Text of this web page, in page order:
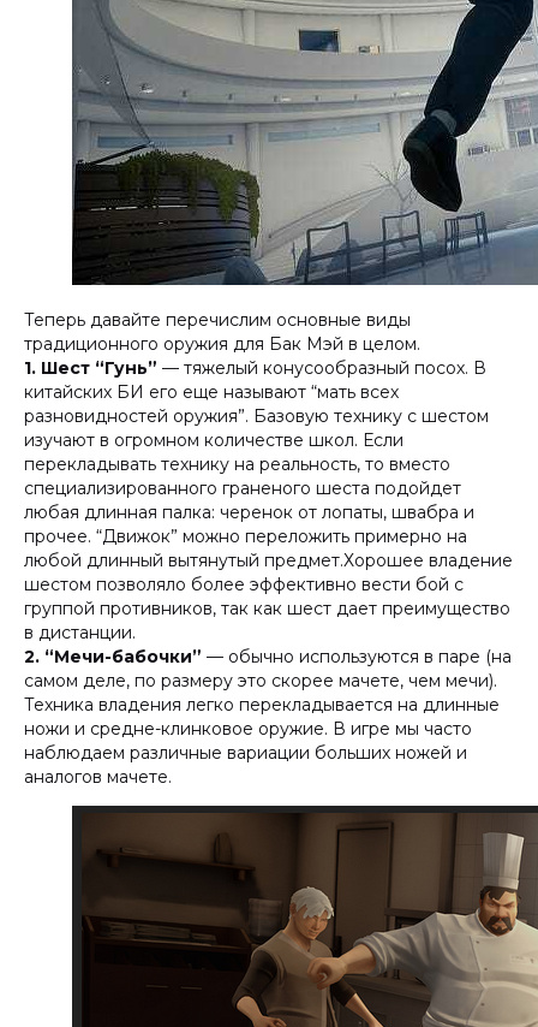
Теперь давайте перечислим основные виды
традиционного оружия для Бак Мэй в целом.
1. Шест “Гунь” — тяжелый конусообразный посох. В
китайских БИ его еще называют “мать всех
разновидностей оружия”. Базовую технику с шестом
изучают в огромном количестве школ. Если
перекладывать технику на реальность, то вместо
специализированного граненого шеста подойдет
любая длинная палка: черенок от лопаты, швабра и
прочее. “Движок” можно переложить примерно на
любой длинный вытянутый предмет.Хорошее владение
шестом позволяло более эффективно вести бой с
группой противников, так как шест дает преимущество
в дистанции.
2. “Мечи-бабочки” — обычно используются в паре (на
самом деле, по размеру это скорее мачете, чем мечи).
Техника владения легко перекладывается на длинные
ножи и средне-клинковое оружие. В игре мы часто
наблюдаем различные вариации больших ножей и
аналогов мачете.